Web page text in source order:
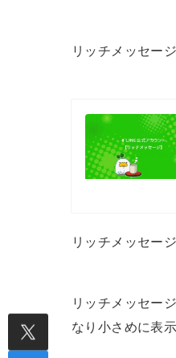
リッチメッセー
リッチメッセー
リッチメッセー
なり小さめに表